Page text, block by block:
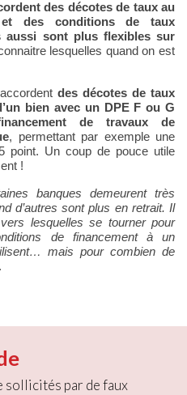
des décotes de taux au
des conditions de taux
aussi sont plus flexibles sur
lesquelles quand on est
des décotes de taux
bien avec un DPE F ou G
de travaux de
, permettant par exemple une
point. Un coup de pouce utile
!
banques demeurent très
d’autres sont plus en retrait. Il
lesquelles se tourner pour
de financement à un
mais pour combien de
sollicités par de faux